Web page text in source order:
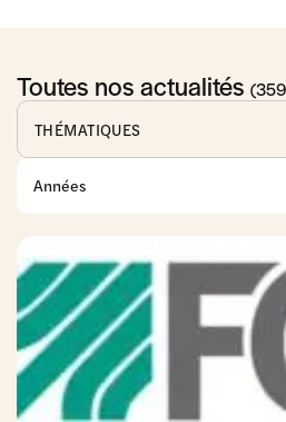
Toutes nos actualités
THÉMATIQUES
publiques
Distribution
Données
personnelles
Finance
Gestion du
patrimoine
Gouvernance